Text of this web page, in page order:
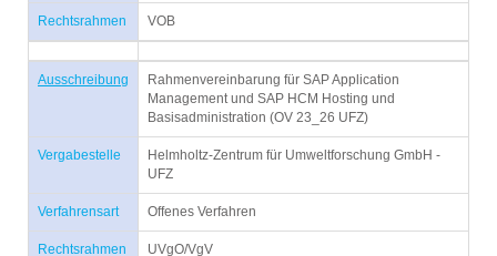
Rechtsrahmen VOB
Ausschreibung
Rahmenvereinbarung für SAP Application
Management und SAP HCM Hosting und
Basisadministration (OV 23_26 UFZ)
Vergabestelle
Helmholtz-Zentrum für Umweltforschung GmbH -
UFZ
Verfahrensart Offenes Verfahren
Rechtsrahmen UVgO/VgV